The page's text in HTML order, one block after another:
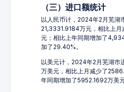
（三）进口额统计
以人民币计，2024年2月芜湖
21,3331.9184万元，相比上
元；相比上年同期增加了
加了29.40%。
以美元计，2024年2月芜湖
万美元，相比上月减少了
年同期增加了5952.1692万美